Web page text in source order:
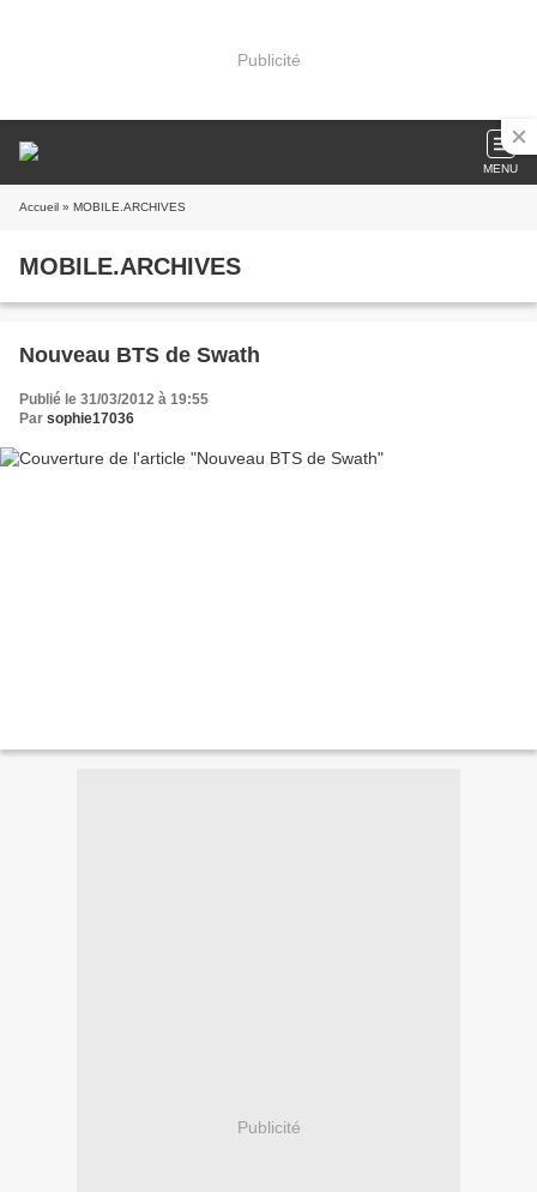
Publicité
MENU
Accueil » MOBILE.ARCHIVES
MOBILE.ARCHIVES
Nouveau BTS de Swath
Publié le 31/03/2012 à 19:55
Par sophie17036
Publicité